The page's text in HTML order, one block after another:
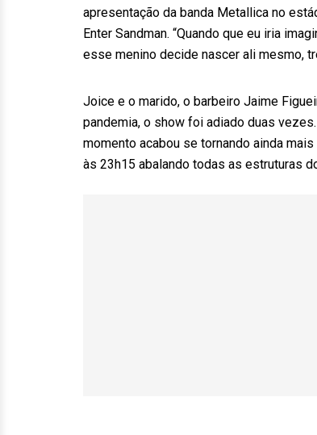
apresentação da banda Metallica no
Enter Sandman. “Quando que eu iria
esse menino decide nascer ali mesmo,
Joice e o marido, o barbeiro Jaime
pandemia, o show foi adiado duas
momento acabou se tornando ainda
às 23h15 abalando todas as estruturas